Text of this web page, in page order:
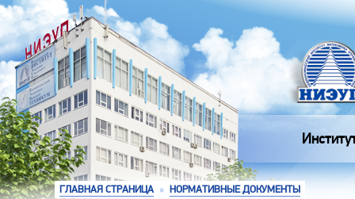
ГЛАВНАЯ СТРАНИЦА » НОРМАТИВНЫЕ ДОКУМЕНТЫ